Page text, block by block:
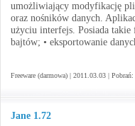
umożliwiający modyfikację
oraz nośników danych.
użyciu interfejs. Posiada
bajtów; • eksportowanie
Freeware (darmowa) | 2011.03.03 |
Jane 1.72